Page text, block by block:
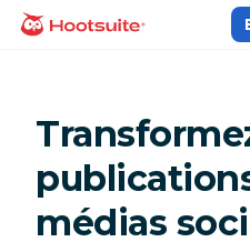
Aller
Accueil
médias